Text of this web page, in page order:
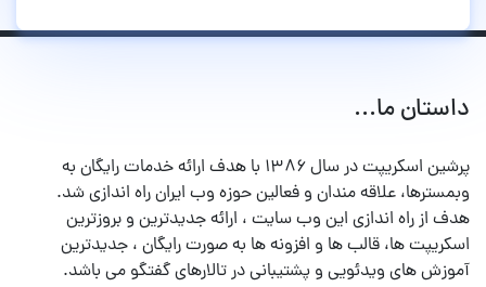
داستان ما...
پرشین اسکریپت در سال ۱۳۸۶ با هدف ارائه خدمات رایگان به
وبمسترها، علاقه مندان و فعالین حوزه وب ایران راه اندازی شد.
هدف از راه اندازی این وب سایت ، ارائه جدیدترین و بروزترین
اسکریپت ها، قالب ها و افزونه ها به صورت رایگان ، جدیدترین
آموزش های ویدئویی و پشتیبانی در تالارهای گفتگو می باشد.